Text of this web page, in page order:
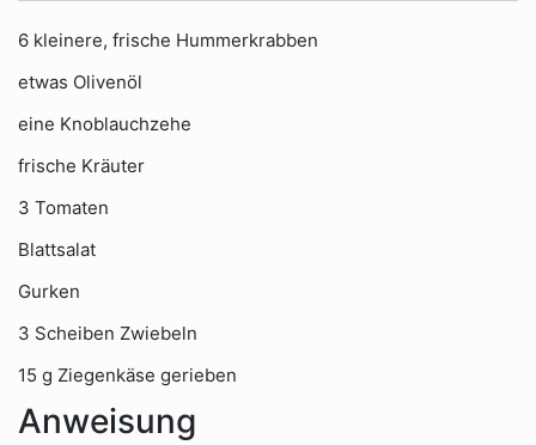
6 kleinere, frische Hummerkrabben
etwas Olivenöl
eine Knoblauchzehe
frische Kräuter
3 Tomaten
Blattsalat
Gurken
3 Scheiben Zwiebeln
15 g Ziegenkäse gerieben
Anweisung